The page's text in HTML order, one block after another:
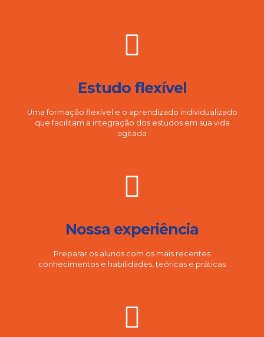
Estudo flexível
Uma formação flexível e o aprendizado individualizado
que facilitam a integração dos estudos em sua vida
agitada
Nossa experiência
Preparar os alunos com os mais recentes
conhecimentos e habilidades, teóricas e práticas